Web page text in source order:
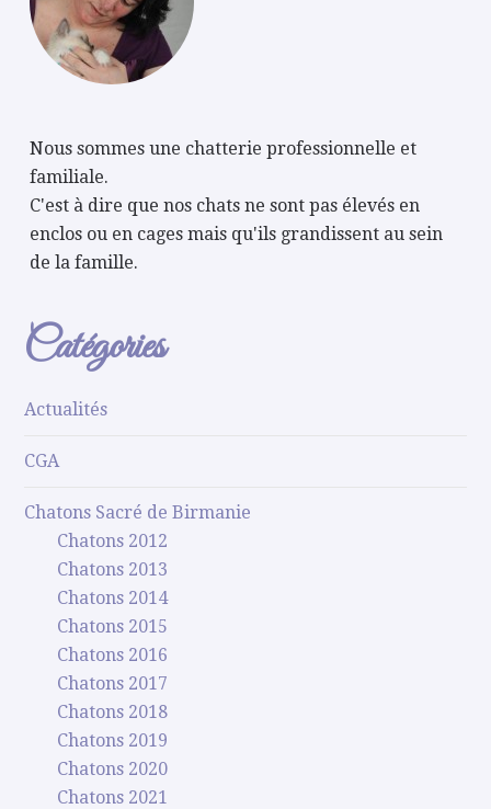
Nous sommes une chatterie professionnelle et
familiale.
C'est à dire que nos chats ne sont pas élevés en
enclos ou en cages mais qu'ils grandissent au sein
de la famille.
Catégories
Actualités
CGA
Chatons Sacré de Birmanie
Chatons 2012
Chatons 2013
Chatons 2014
Chatons 2015
Chatons 2016
Chatons 2017
Chatons 2018
Chatons 2019
Chatons 2020
Chatons 2021